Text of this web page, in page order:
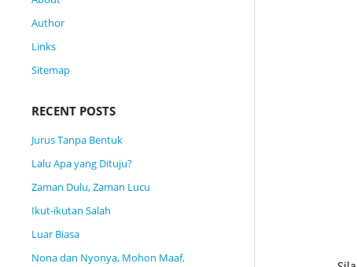
Author
Links
Sitemap
RECENT POSTS
Jurus Tanpa Bentuk
Lalu Apa yang Dituju?
Zaman Dulu, Zaman Lucu
Ikut-ikutan Salah
Luar Biasa
Nona dan Nyonya, Mohon Maaf,